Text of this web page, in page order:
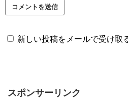
新しい投稿をメールで受け取
スポンサーリンク